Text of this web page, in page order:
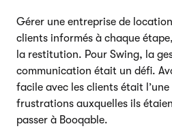
Gérer une entreprise de
clients informés à chaque
la restitution. Pour Swing, la
communication était un défi.
facile avec les clients était
frustrations auxquelles ils
passer à Booqable.